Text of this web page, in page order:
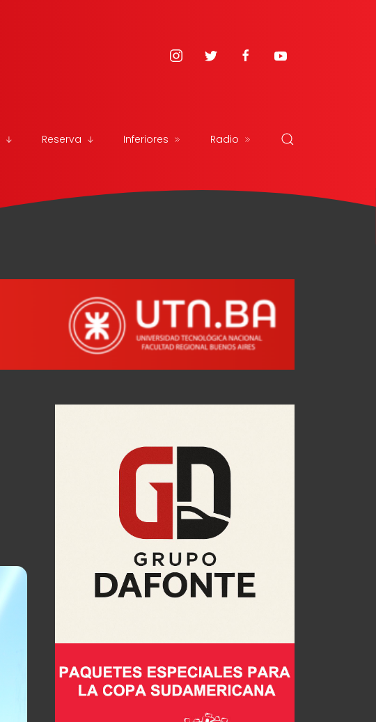
Reserva Inferiores Radio